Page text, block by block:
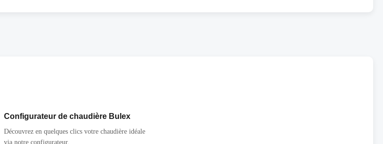
Configurateur de chaudière Bulex
Découvrez en quelques clics votre chaudière idéale
via notre configurateur.